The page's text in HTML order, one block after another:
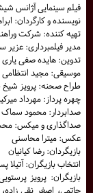
فیلم سینمایی آژانس
نویسنده و کارگردان:
تهیه کننده: شرکت
مدیر فیلمبرداری: عزیر
تدوین: هایده صفی یاری
موسیقی: مجید انتظامی
طراح صحنه: پرویز شیخ
چهره پرداز: مهرداد
صدابردار: محمود
صداگذاری و میکس:
عکس: میترا محاسنی
بازیگردان: رضا کیانیان
انتخاب بازیگران: آتیلا
بازیگران: پرویز
حاتمی، اصغر نقی